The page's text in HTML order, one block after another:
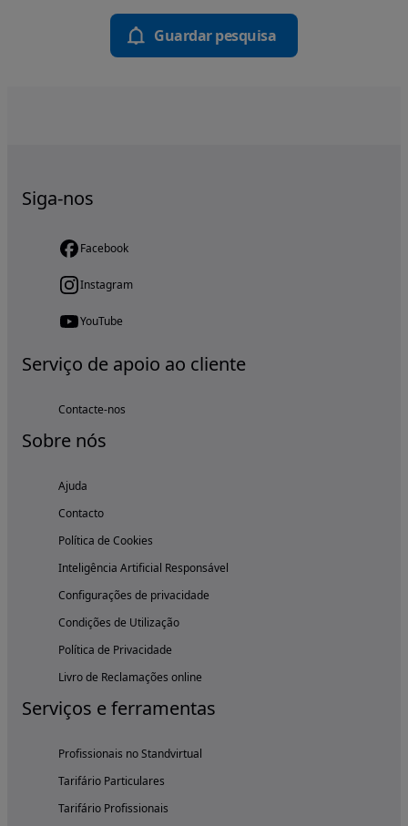
Guardar pesquisa
Siga-nos
Facebook
Instagram
YouTube
Serviço de apoio ao cliente
Contacte-nos
Sobre nós
Ajuda
Contacto
Política de Cookies
Inteligência Artificial Responsável
Configurações de privacidade
Condições de Utilização
Política de Privacidade
Livro de Reclamações online
Serviços e ferramentas
Profissionais no Standvirtual
Tarifário Particulares
Tarifário Profissionais